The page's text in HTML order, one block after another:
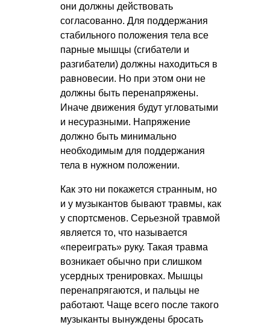
они должны действовать
согласованно. Для поддержания
стабильного положения тела все
парные мышцы (сгибатели и
разгибатели) должны находиться в
равновесии. Но при этом они не
должны быть перенапряжены.
Иначе движения будут угловатыми
и несуразными. Напряжение
должно быть минимально
необходимым для поддержания
тела в нужном положении.
Как это ни покажется странным, но
и у музыкантов бывают травмы, как
у спортсменов. Серьезной травмой
является то, что называется
«переиграть» руку. Такая травма
возникает обычно при слишком
усердных тренировках. Мышцы
перенапрягаются, и пальцы не
работают. Чаще всего после такого
музыканты вынуждены бросать